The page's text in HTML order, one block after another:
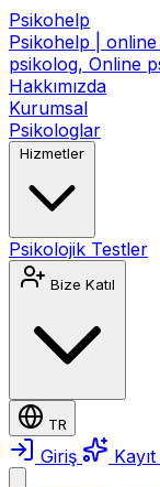
Psikohelp
Psikohelp |
psikolog, Online
Hakkımızda
Kurumsal
Psikologlar
Hizmetler
Psikolojik Testler
Bize Katıl
TR
Giriş